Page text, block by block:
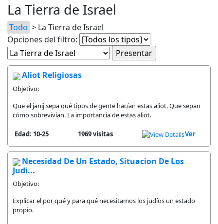
La Tierra de Israel
Todo > La Tierra de Israel
Opciones del filtro:
Aliot Religiosas
Objetivo:
Que el janij sepa qué tipos de gente hacían estas aliot. Que sepan
cómo sobrevivían. La importancia de estas aliot.
Edad: 10-25 1969 visitas Ver
Necesidad De Un Estado, Situacion De Los
Judi...
Objetivo:
Explicar el por qué y para qué necesitamos los judíos un estado
propio.